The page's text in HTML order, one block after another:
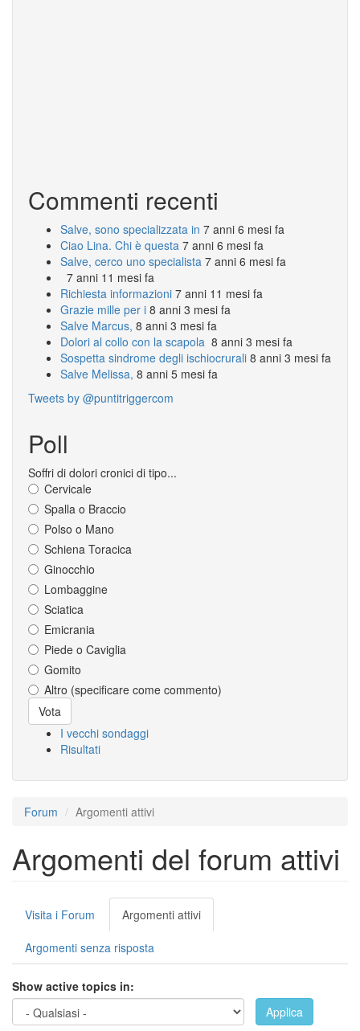
Commenti recenti
Salve, sono specializzata in 7 anni 6 mesi fa
Ciao Lina. Chi è questa 7 anni 6 mesi fa
Salve, cerco uno specialista 7 anni 6 mesi fa
7 anni 11 mesi fa
Richiesta informazioni 7 anni 11 mesi fa
Grazie mille per i 8 anni 3 mesi fa
Salve Marcus, 8 anni 3 mesi fa
Dolori al collo con la scapola 8 anni 3 mesi fa
Sospetta sindrome degli ischiocrurali 8 anni 3 mesi fa
Salve Melissa, 8 anni 5 mesi fa
Tweets by @puntitriggercom
Poll
Soffri di dolori cronici di tipo...
Cervicale
Spalla o Braccio
Polso o Mano
Schiena Toracica
Ginocchio
Lombaggine
Sciatica
Emicrania
Piede o Caviglia
Gomito
Altro (specificare come commento)
Scelte
Vota
I vecchi sondaggi
Risultati
Forum Argomenti attivi
Argomenti del forum attivi
Schede
primarie
Visita i Forum Argomenti attivi
attiva)
Argomenti senza risposta
Show active topics in:
Applica